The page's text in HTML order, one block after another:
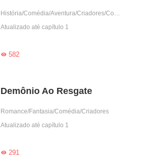
História/Comédia/Aventura/Criadores/Completo
Atualizado até capítulo 1
582
Demônio Ao Resgate
Romance/Fantasia/Comédia/Criadores
Atualizado até capítulo 1
291